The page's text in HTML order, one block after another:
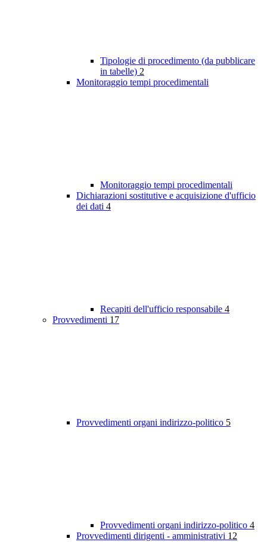
Tipologie di procedimento (da pubblicare
in tabelle) 2
Monitoraggio tempi procedimentali
Monitoraggio tempi procedimentali
Dichiarazioni sostitutive e acquisizione d'ufficio
dei dati 4
Recapiti dell'ufficio responsabile 4
Provvedimenti 17
Provvedimenti organi indirizzo-politico 5
Provvedimenti organi indirizzo-politico 4
Provvedimenti dirigenti - amministrativi 12